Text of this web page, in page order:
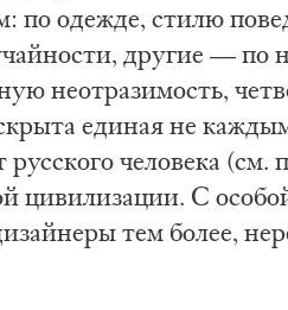
по оде­жде, сти­лю
дру­гие —
не­от­ра­зи­мость,
еди­ная не
рус­ско­го че­ло­ве­ка
ци­ви­ли­за­ции. С
тем бо­лее,